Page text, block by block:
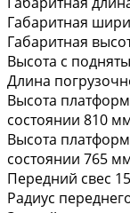
Габаритная
Габаритная
Высота с
Длина
Высота
состоянии 810
Высота
состоянии 765
Передний свес
Радиус